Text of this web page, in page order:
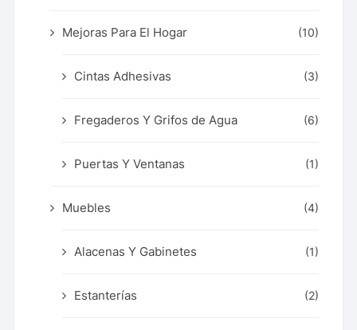
Mejoras Para El Hogar (10)
Cintas Adhesivas (3)
Fregaderos Y Grifos de Agua (6)
Puertas Y Ventanas (1)
Muebles (4)
Alacenas Y Gabinetes (1)
Estanterías (2)